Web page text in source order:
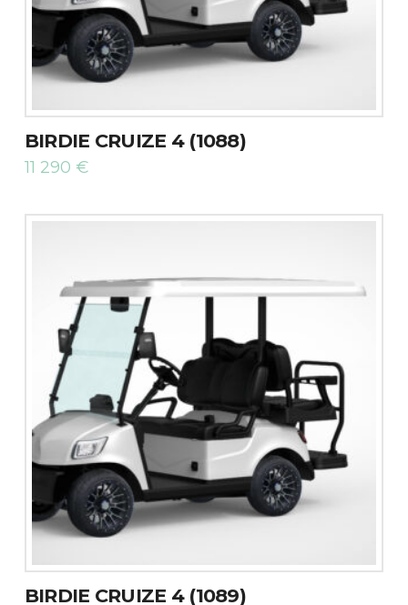
BIRDIE CRUIZE 4 (1088)
11 290 €
BIRDIE CRUIZE 4 (1089)